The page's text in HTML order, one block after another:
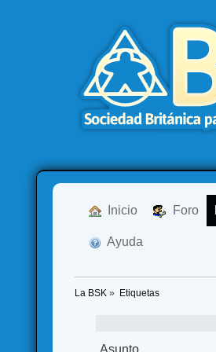
Inicio Foro
Ayuda
La BSK » Etiquetas
Asunto